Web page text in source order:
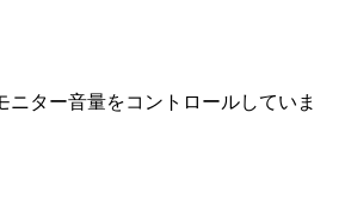
ニター音量をコントロールしていま